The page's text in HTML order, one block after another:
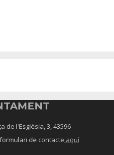
de l'Església, 3, 43596
de contacte aquí